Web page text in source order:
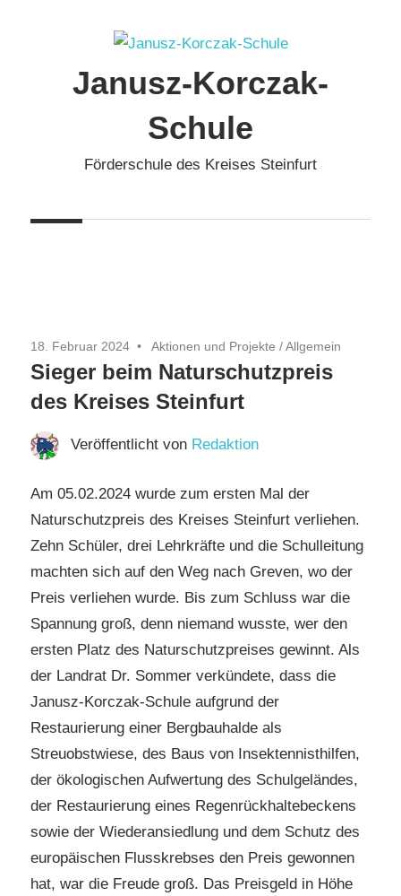
Janusz-Korczak-
Schule
Förderschule des Kreises Steinfurt
18. Februar 2024 Aktionen und Projekte /Allgemein
Sieger beim Naturschutzpreis
des Kreises Steinfurt
Veröffentlicht von Redaktion
Am 05.02.2024 wurde zum ersten Mal der
Naturschutzpreis des Kreises Steinfurt verliehen.
Zehn Schüler, drei Lehrkräfte und die Schulleitung
machten sich auf den Weg nach Greven, wo der
Preis verliehen wurde. Bis zum Schluss war die
Spannung groß, denn niemand wusste, wer den
ersten Platz des Naturschutzpreises gewinnt. Als
der Landrat Dr. Sommer verkündete, dass die
Janusz-Korczak-Schule aufgrund der
Restaurierung einer Bergbauhalde als
Streuobstwiese, des Baus von Insektennisthilfen,
der ökologischen Aufwertung des Schulgeländes,
der Restaurierung eines Regenrückhaltebeckens
sowie der Wiederansiedlung und dem Schutz des
europäischen Flusskrebses den Preis gewonnen
hat, war die Freude groß. Das Preisgeld in Höhe